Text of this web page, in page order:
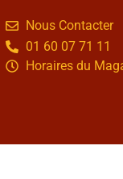
Nous Contacter
01 60 07 71 11
Horaires du